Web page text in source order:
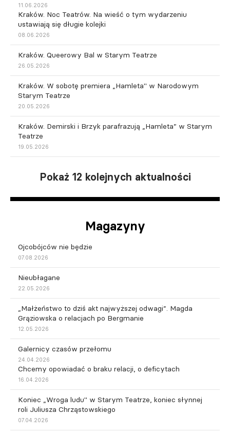
11.06.2026
Kraków. Noc Teatrów. Na wieść o tym wydarzeniu
ustawiają się długie kolejki
08.06.2026
Kraków. Queerowy Bal w Starym Teatrze
26.05.2026
Kraków. W sobotę premiera „Hamleta" w Narodowym
Starym Teatrze
20.05.2026
Kraków. Demirski i Brzyk parafrazują „Hamleta” w Starym
Teatrze
19.05.2026
Pokaż 12 kolejnych aktualności
Magazyny
Ojcobójców nie będzie
07.08.2026
Nieubłagane
22.05.2026
„Małżeństwo to dziś akt najwyższej odwagi”. Magda
Grąziowska o relacjach po Bergmanie
12.05.2026
Galernicy czasów przełomu
24.04.2026
Chcemy opowiadać o braku relacji, o deficytach
16.04.2026
Koniec „Wroga ludu" w Starym Teatrze, koniec słynnej
roli Juliusza Chrząstowskiego
07.04.2026